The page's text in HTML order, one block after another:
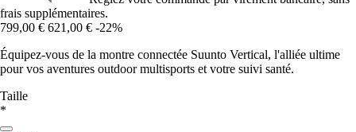
frais supplémentaires.
799,00 € 621,00 € -22%
Équipez-vous de la montre connectée Suunto Vertical, l'alliée ultime
pour vos aventures outdoor multisports et votre suivi santé.
Taille
*